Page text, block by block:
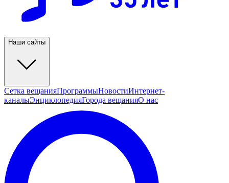
Наши сайты
Сетка вещанияПрограммыНовостиИнтернет-
каналыЭнциклопедияГорода вещанияО нас